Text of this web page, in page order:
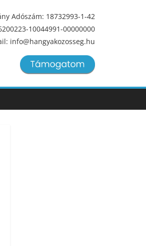
Adószám: 18732993-1-42
10044991-00000000
info@hangyakozosseg.hu